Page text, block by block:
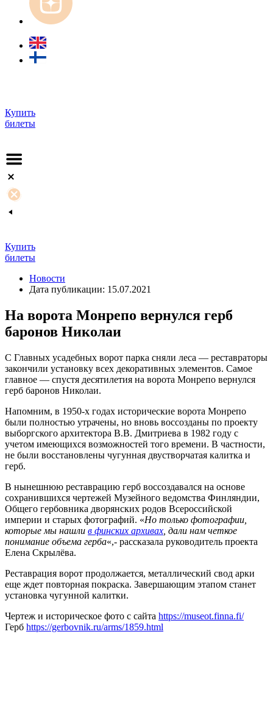
Купить
билеты
Купить
билеты
Новости
Дата публикации: 15.07.2021
На ворота Монрепо вернулся герб
баронов Николаи
С Главных усадебных ворот парка сняли леса — реставраторы
закончили установку всех декоративных элементов. Самое
главное — спустя десятилетия на ворота Монрепо вернулся
герб баронов Николаи.
Напомним, в 1950-х годах исторические ворота Монрепо
были полностью утрачены, но вновь воссозданы по проекту
выборгского архитектора В.В. Дмитриева в 1982 году с
учетом имеющихся возможностей того времени. В частности,
не были восстановлены чугунная двустворчатая калитка и
герб.
В нынешнюю реставрацию герб воссоздавался на основе
сохранившихся чертежей Музейного ведомства Финляндии,
Общего гербовника дворянских родов Всероссийской
империи и старых фотографий. «Но только фотографии,
которые мы нашли в финских архивах , дали нам четкое
понимание объема герба«,- рассказала руководитель проекта
Елена Скрылёва.
Реставрация ворот продолжается, металлический свод арки
еще ждет повторная покраска. Завершающим этапом станет
установка чугунной калитки.
Чертеж и историческое фото с сайта https://museot.finna.fi/
Герб https://gerbovnik.ru/arms/1859.html